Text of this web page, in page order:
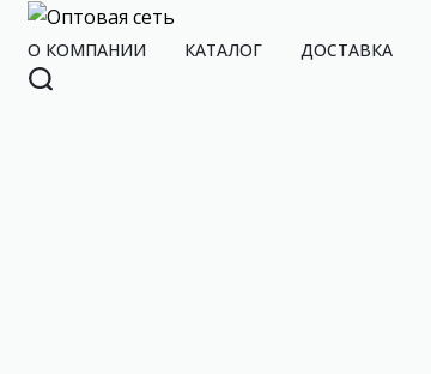
О КОМПАНИИ КАТАЛОГ ДОСТАВКА